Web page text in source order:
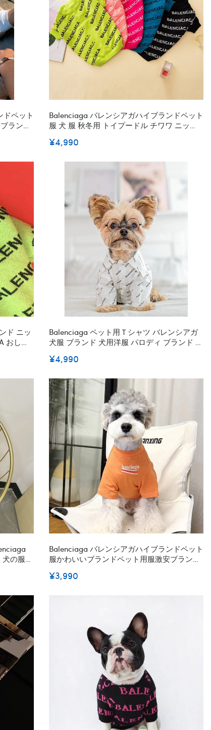
ペット
ランド
Balenciaga バレンシアガハイブランドペット
服 犬 服 秋冬用 トイプードル チワワ ニット
犬 子犬 ペット 猫 大型犬 中型犬 イギリス風
¥4,990
品質
Balenciaga ペット用Ｔシャツ バレンシアガ
犬服 ブランド 犬用洋服 パロディ ブランド 犬
こいい 快適 ブランド 猫服 ペット服 トイプー
¥4,990
の服犬
ワ ダ
Balenciaga バレンシアガハイブランドペット
服かわいいブランドペット用服激安ブランド
¥3,990